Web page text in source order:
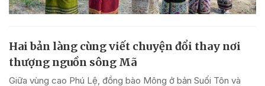
Hai bản làng cùng viết chuyện đổi thay nơi
thượng nguồn sông Mã
Giữa vùng cao Phú Lệ, đồng bào Mông ở bản Suối Tôn và